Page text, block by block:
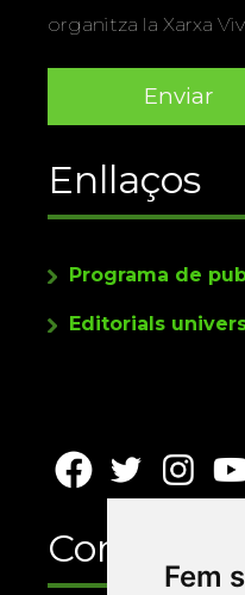
Fem
organitza la Xarxa
Enllaços
Programa de
Editorials
Contacte